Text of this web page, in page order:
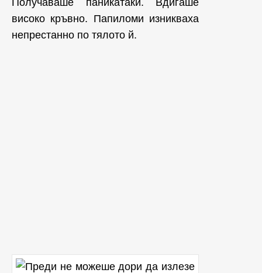
Получаваше паникатаки. Вдигаше
високо кръвно. Папиломи изникваха
непрестанно по тялото й.